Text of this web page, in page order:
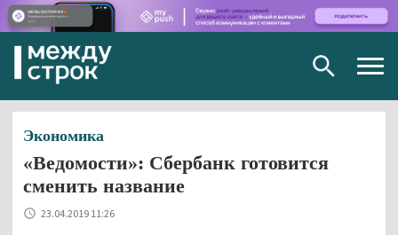
Экономика
«Ведомости»: Сбербанк готовится
сменить название
23.04.2019 11:26